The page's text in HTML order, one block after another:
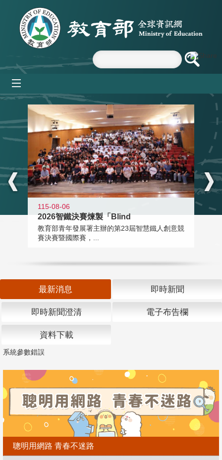
跳到主要內容區塊
:::
115-08-06
2026智鐵決賽煉製「Blind
教育部青年發展署主辦的第23屆智慧鐵人創意競
賽決賽暨國際賽，...
最新消息 即時新聞
即時新聞澄清 電子布告欄
資料下載
系統參數錯誤
聰明用網路 青春不迷路